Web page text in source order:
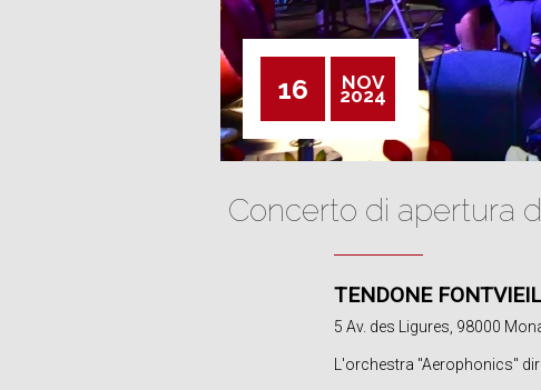
16 NOV
2024
Concerto di apertura
TENDONE
5 Av. des Ligures, 98000
L'orchestra "Aerophonics"